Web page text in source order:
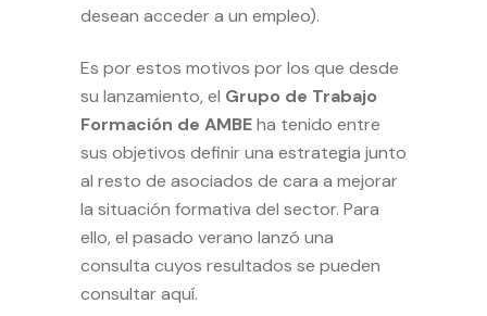
desean acceder a un empleo).
Es por estos motivos por los que desde
su lanzamiento, el Grupo de Trabajo
Formación de AMBEha tenido entre
sus objetivos definir una estrategia junto
al resto de asociados de cara a mejorar
la situación formativa del sector. Para
ello, el pasado verano lanzó una
consulta cuyos resultados se pueden
consultar aquí.